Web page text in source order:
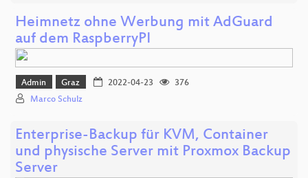
Heimnetz ohne Werbung mit AdGuard
auf dem RaspberryPI
Admin Graz 2022-04-23
376
Marco Schulz
Enterprise-Backup für KVM, Container
und physische Server mit Proxmox Backup
Server